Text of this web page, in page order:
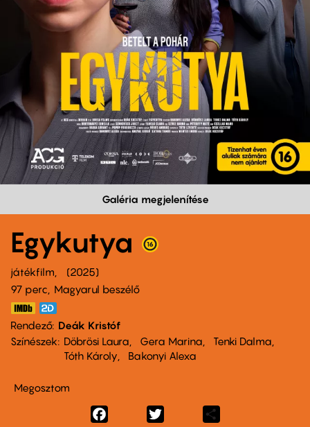
Galéria megjelenítése
Egykutya
játékfilm
2025
97 perc,
Magyarul beszélő
Rendező Deák Kristóf
Színészek
Döbrösi Laura Gera Marina
Tenki Dalma
Tóth Károly
Bakonyi Alexa
Megosztom
Facebook